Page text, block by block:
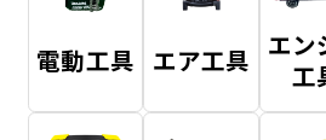
電動工具 エア工具 エン
工